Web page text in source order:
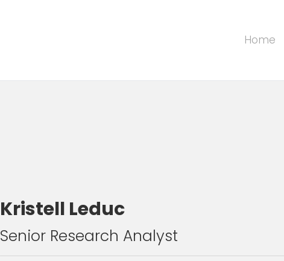
Home
Kristell Leduc
Senior Research Analyst